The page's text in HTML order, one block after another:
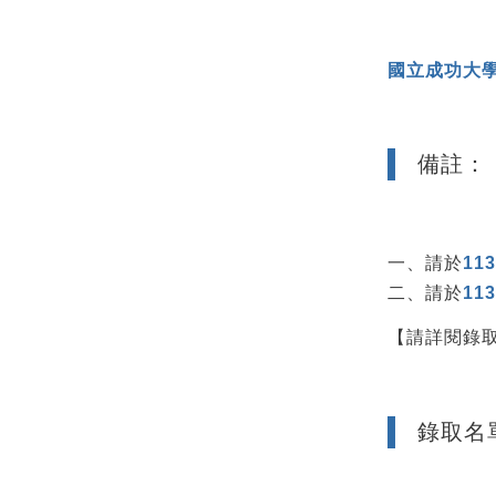
國立成功大
備註：
一、請於
二、請於
【請詳閱錄
錄取名